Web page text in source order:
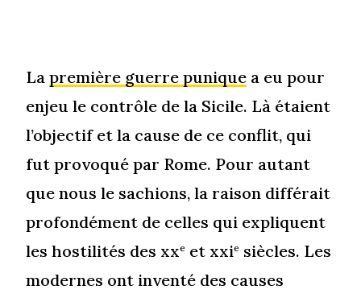
Lapremière guerre punique a eu pour
enjeu le contrôle de la Sicile. Là étaient
l’objectif et la cause de ce conflit, qui
fut provoqué par Rome. Pour autant
que nous le sachions, la raison différait
profondément de celles qui expliquent
les hostilités des xxe et xxie siècles. Les
modernes ont inventé des causes